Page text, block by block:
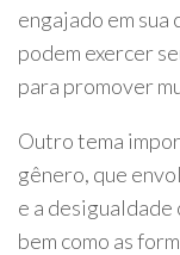
engajado em sua
podem exercer
para promover
Outro tema
gênero, que
e a desigualdade
bem como as